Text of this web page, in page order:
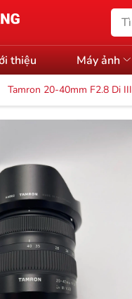
thiệu Máy ảnh
Tamron 20-40mm F2.8 Di